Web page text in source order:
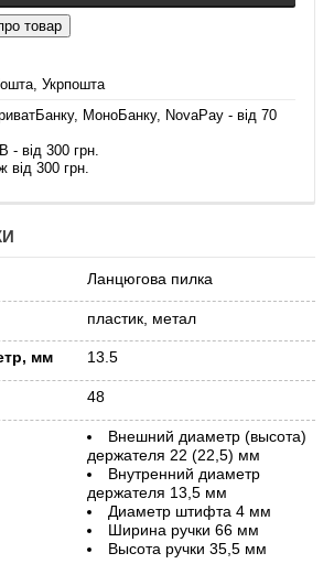
Укрпошта
МоноБанку, NovaPay - від 70
- від 300 грн.
від 300 грн.
Ланцюгова пилка
пластик, метал
мм 13.5
48
Внешний диаметр (высота)
держателя 22​ (22,5) мм
Внутренний диаметр
держателя 13,5 мм
Диаметр штифта 4 мм
Ширина ручки 66 мм
Высота ручки 35,5 мм